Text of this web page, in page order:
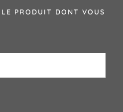
PRODUIT DONT VOUS